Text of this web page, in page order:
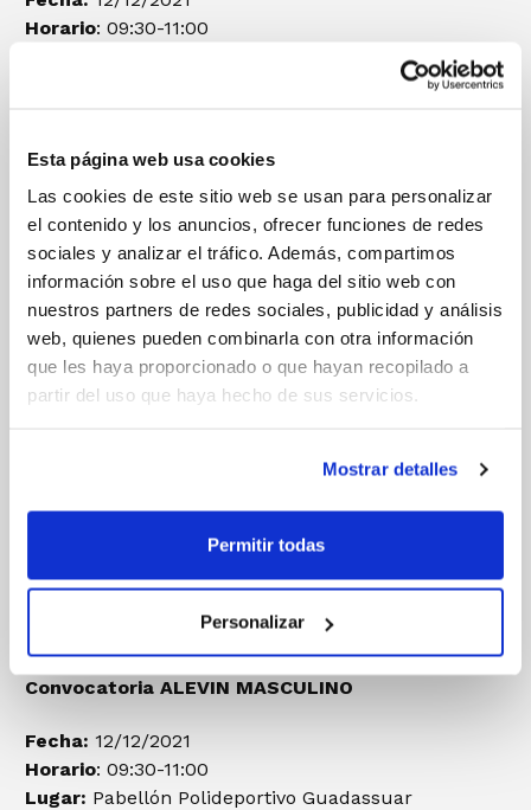
Esta página web usa cookies
Las cookies de este sitio web se usan para personalizar
el contenido y los anuncios, ofrecer funciones de redes
sociales y analizar el tráfico. Además, compartimos
información sobre el uso que haga del sitio web con
nuestros partners de redes sociales, publicidad y análisis
web, quienes pueden combinarla con otra información
que les haya proporcionado o que hayan recopilado a
partir del uso que haya hecho de sus servicios.
Mostrar detalles
Permitir todas
Personalizar
Horario: 09:30-11:00
Convocatoria ALEVÍN FEMENINO
Fecha:12/12/2021
Horario: 10:30-12:00
Lugar:Pabellón Polideportivo Genovés
Convocatoria ALEVINMASCULINO
Fecha: 12/12/2021
Horario: 09:00-10:30
Fecha:12/12/2021
Pabellón Polideportivo Guadassuar
Convocatoria ALEVIN MASCULINO
Fecha: 12/12/2021
Horario: 09:30-11:00
Lugar: Pabellón Polideportivo Guadassuar